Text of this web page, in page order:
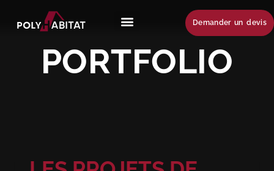
Demander un devis
PORTFOLIO